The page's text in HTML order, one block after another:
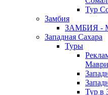
Тур
Замбия
ЗАМБИЯ -
Западная Сахара
Туры
Тур в